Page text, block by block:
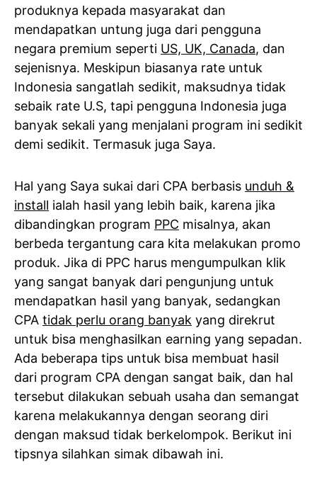
produknya kepada masyarakat dan
mendapatkan untung juga dari pengguna
negara premium seperti US, UK, Canada, dan
sejenisnya. Meskipun biasanya rate untuk
Indonesia sangatlah sedikit, maksudnya tidak
sebaik rate U.S, tapi pengguna Indonesia juga
banyak sekali yang menjalani program ini sedikit
demi sedikit. Termasuk juga Saya.
Hal yang Saya sukai dari CPA berbasis unduh &
install ialah hasil yang lebih baik, karena jika
dibandingkan program PPC misalnya, akan
berbeda tergantung cara kita melakukan promo
produk. Jika di PPC harus mengumpulkan klik
yang sangat banyak dari pengunjung untuk
mendapatkan hasil yang banyak, sedangkan
CPA tidak perlu orang banyak yang direkrut
untuk bisa menghasilkan earning yang sepadan.
Ada beberapa tips untuk bisa membuat hasil
dari program CPA dengan sangat baik, dan hal
tersebut dilakukan sebuah usaha dan semangat
karena melakukannya dengan seorang diri
dengan maksud tidak berkelompok. Berikut ini
tipsnya silahkan simak dibawah ini.